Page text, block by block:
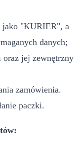
jako "KURIER", a
danych;
oraz jej zewnętrzny
zamówienia.
paczki.